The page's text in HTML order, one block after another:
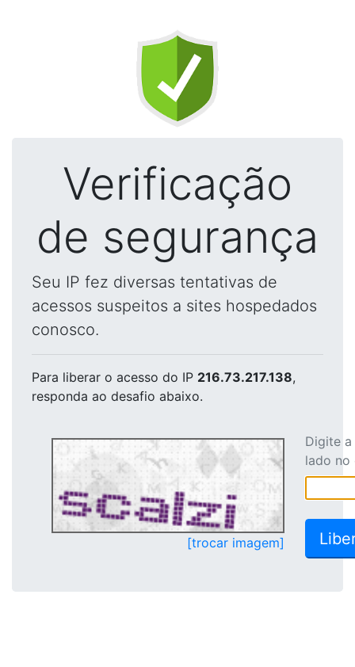
Verificação
de segurança
Seu IP fez diversas tentativas de
acessos suspeitos a sites hospedados
conosco.
Para liberar o acesso do IP 216.73.217.138,
responda ao desafio abaixo.
[trocar imagem]
Digite
lado no